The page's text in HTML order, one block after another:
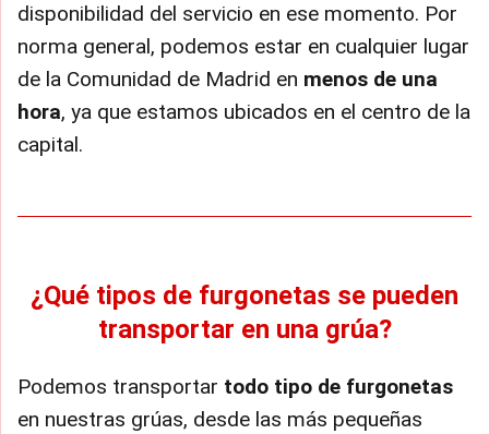
disponibilidad del servicio en ese momento. Por
norma general, podemos estar en cualquier lugar
de la Comunidad de Madrid en menos de una
hora, ya que estamos ubicados en el centro de la
capital.
¿Qué tipos de furgonetas se pueden
transportar en una grúa?
Podemos transportar todo tipo de furgonetas
en nuestras grúas, desde las más pequeñas